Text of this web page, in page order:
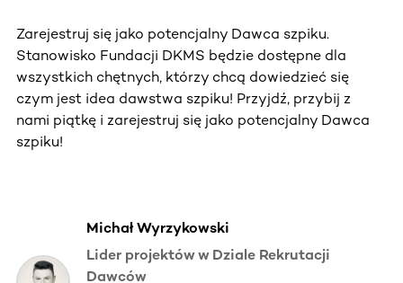
Zarejestruj się jako potencjalny Dawca szpiku.
Stanowisko Fundacji DKMS będzie dostępne dla
wszystkich chętnych, którzy chcą dowiedzieć się
czym jest idea dawstwa szpiku! Przyjdź, przybij z
nami piątkę i zarejestruj się jako potencjalny Dawca
szpiku!
Michał Wyrzykowski
Lider projektów w Dziale Rekrutacji
Dawców